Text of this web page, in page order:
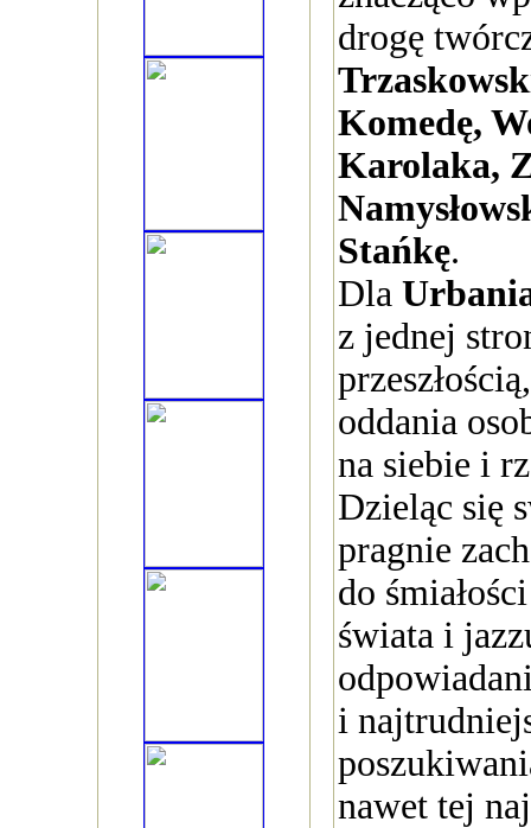
drogę
Komedę,
Karolaka,
Stańkę.
Dla
z jednej
oddania
na siebie i
Dzieląc się
pragnie
do
świata i
i
nawet tej